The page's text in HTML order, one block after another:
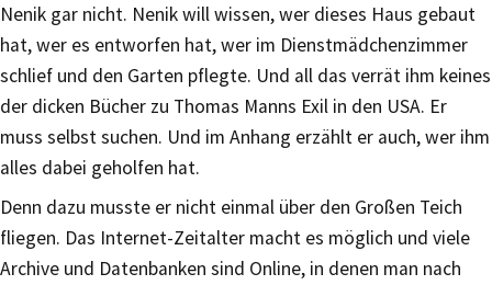
Nenik gar nicht. Nenik will wissen, wer dieses Haus gebaut
hat, wer es entworfen hat, wer im Dienstmädchenzimmer
schlief und den Garten pflegte. Und all das verrät ihm keines
der dicken Bücher zu Thomas Manns Exil in den USA. Er
muss selbst suchen. Und im Anhang erzählt er auch, wer ihm
alles dabei geholfen hat.
Denn dazu musste er nicht einmal über den Großen Teich
fliegen. Das Internet-Zeitalter macht es möglich und viele
Archive und Datenbanken sind Online, in denen man nach